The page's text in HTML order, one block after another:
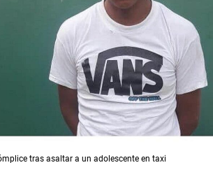
tras asaltar a un adolescente en taxi